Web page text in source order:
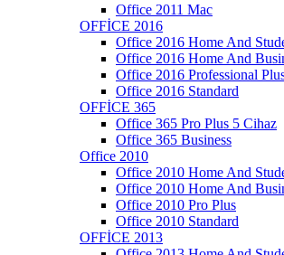
Office 2011 Mac
OFFİCE 2016
Office 2016 Home And
Office 2016 Home And
Office 2016 Professional
Office 2016 Standard
OFFİCE 365
Office 365 Pro Plus 5 Cihaz
Office 365 Business
Office 2010
Office 2010 Home And
Office 2010 Home And
Office 2010 Pro Plus
Office 2010 Standard
OFFİCE 2013